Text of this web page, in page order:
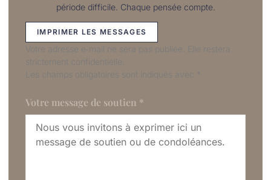
période difficile. Chaque pensée compte.
IMPRIMER LES MESSAGES
Votre adresse e‑mail ne sera pas publiée. Elle restera
strictement confidentielle.
Les champs obligatoires sont indiqués avec
*
Votre message de soutien *